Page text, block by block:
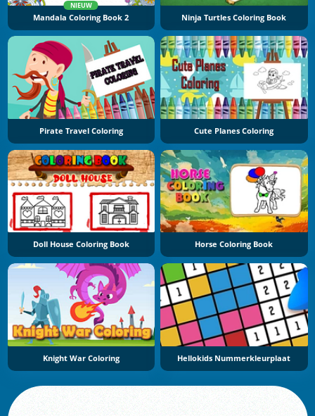
NIEUW
Mandala Coloring Book 2 Ninja Turtles Coloring Book
Pirate Travel Coloring Cute Planes Coloring
Doll House Coloring Book Horse Coloring Book
Knight War Coloring Hellokids Nummerkleurplaat